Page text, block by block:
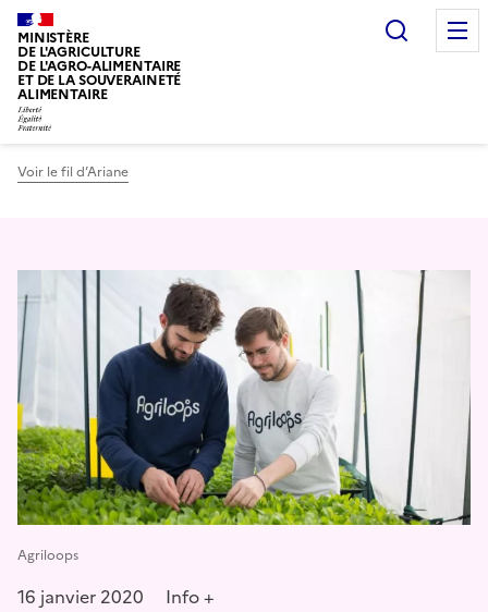
MINISTÈRE
DE L'AGRICULTURE
DE L'AGRO-ALIMENTAIRE
ET DE LA SOUVERAINETÉ
ALIMENTAIRE
Voir le fil d’Ariane
Agriloops
16 janvier 2020 Info +